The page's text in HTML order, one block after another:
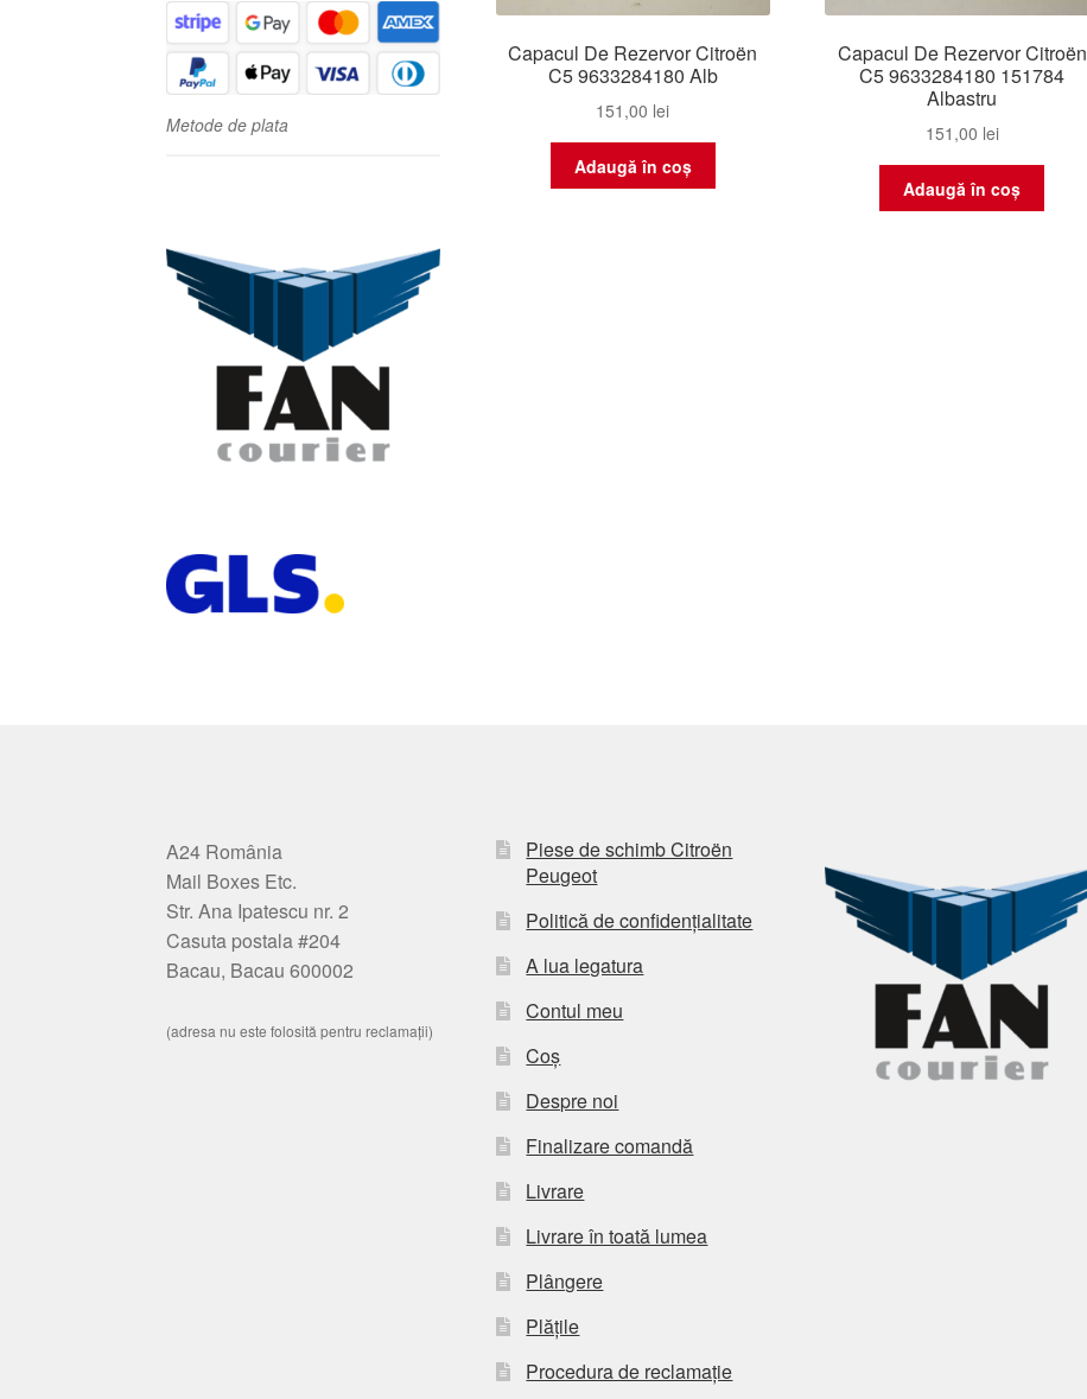
Capacul De Rezervor Citroën
C5 9633284180 Alb
151,00 lei
Adaugă în coș
Capacul De Rezervor Citroën
C5 9633284180 151784
Albastru
151,00 lei
Adaugă în coș
Metode de plata
A24 România
Mail Boxes Etc.
Str. Ana Ipatescu nr. 2
Casuta postala #204
Bacau, Bacau 600002
(adresa nu este folosită pentru reclamații)
Piese de schimb Citroën
Peugeot
Politică de confidențialitate
A lua legatura
Contul meu
Coș
Despre noi
Finalizare comandă
Livrare
Livrare în toată lumea
Plângere
Plățile
Procedura de reclamație